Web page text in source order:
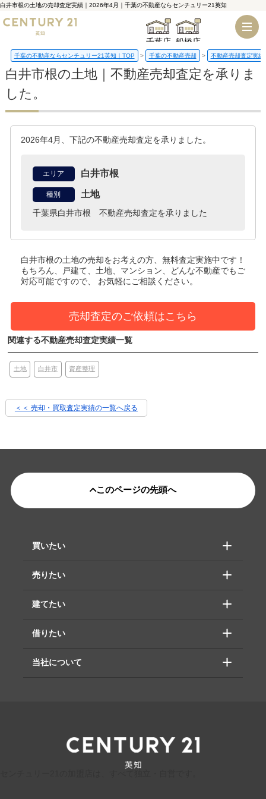
白井市根の土地の売却査定実績｜2026年4月｜千葉の不動産ならセンチュリー21英知
千葉店 船橋店
千葉の不動産ならセンチュリー21英知｜TOP 千葉の不動産売却 不動産売却査定実績
白井市根の土地｜不動産売却査定を承りま
した。
2026年4月、下記の不動産売却査定を承りました。
エリア 白井市根
種別 土地
千葉県白井市根 不動産売却査定を承りました
白井市根の土地の売却をお考えの方、無料査定実施中です！
もちろん、戸建て、土地、マンション、どんな不動産でもご
対応可能ですので、 お気軽にご相談ください。
売却査定のご依頼はこちら
関連する不動産売却査定実績一覧
土地 白井市 資産整理
＜＜ 売却・買取査定実績の一覧へ戻る
このページの先頭へ
買いたい
売りたい
建てたい
借りたい
当社について